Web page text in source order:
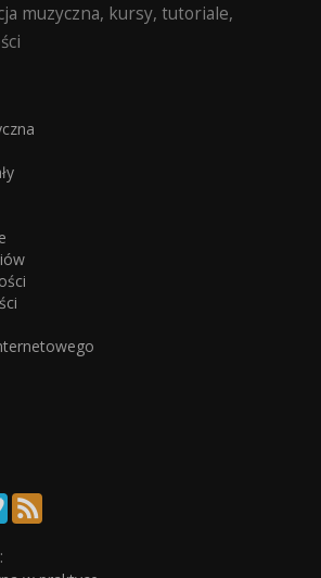
muzyczna, kursy, tutoriale,